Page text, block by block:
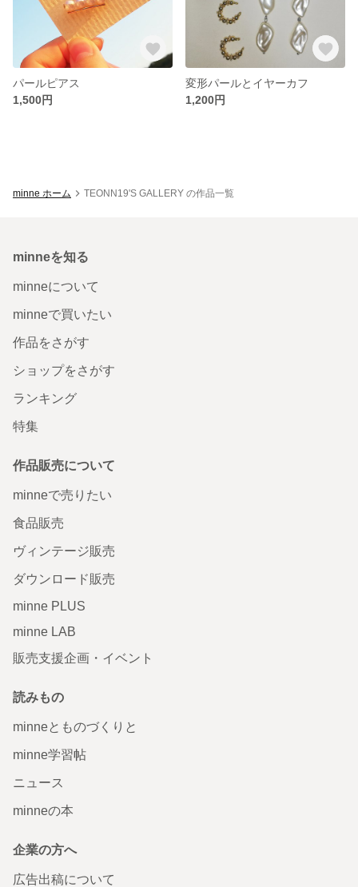
パールピアス
1,500円
変形パールとイヤーカフ
1,200円
minne ホーム TEONN19'S GALLERY の作品一覧
minneを知る
minneについて
minneで買いたい
作品をさがす
ショップをさがす
ランキング
特集
作品販売について
minneで売りたい
食品販売
ヴィンテージ販売
ダウンロード販売
minne PLUS
minne LAB
販売支援企画・イベント
読みもの
minneとものづくりと
minne学習帖
ニュース
minneの本
企業の方へ
広告出稿について